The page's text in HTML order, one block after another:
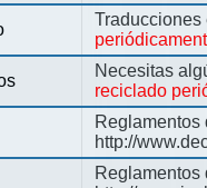
Necesitas
reciclado
Reglamentos
http://
Reglamentos